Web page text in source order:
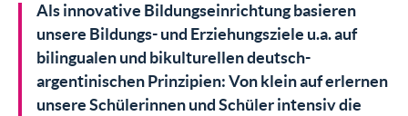
Als innovative Bildungseinrichtung basieren
unsere Bildungs- und Erziehungsziele u.a. auf
bilingualen und bikulturellen deutsch-
argentinischen Prinzipien: Von klein auf erlernen
unsere Schülerinnen und Schüler intensiv die